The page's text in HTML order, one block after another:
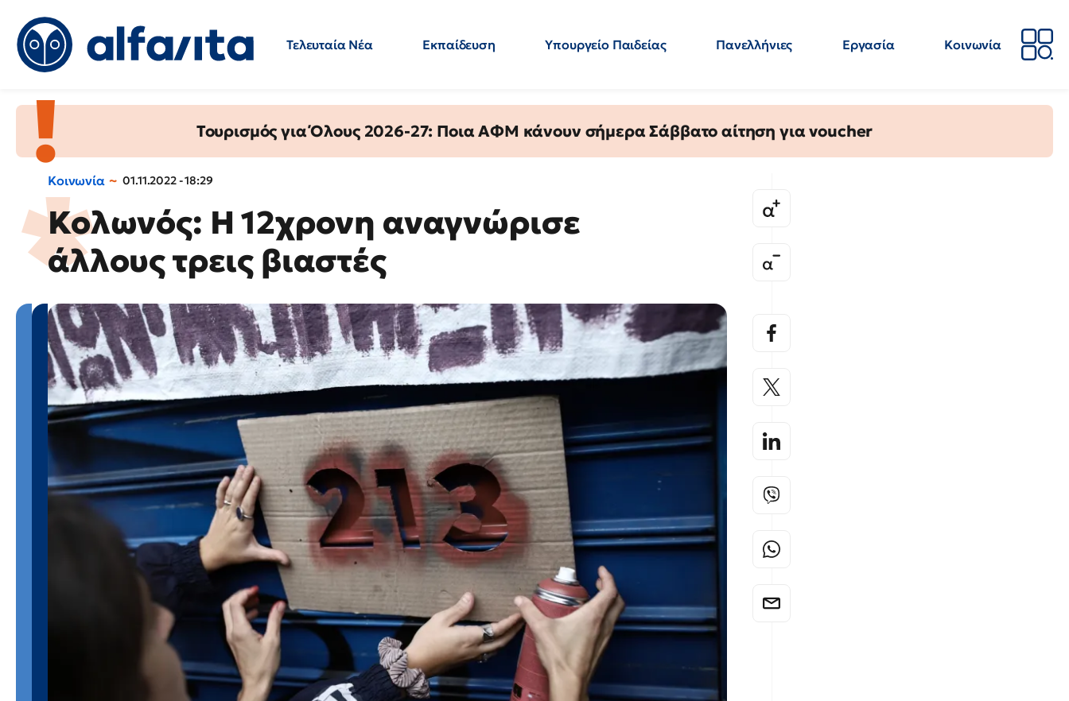
Τελευταία Νέα Εκπαίδευση Υπουργείο Παιδείας Πανελλήνιες Εργασία
Κοινωνία
Τουρισμός για Όλους 2026-27: Ποια ΑΦΜ κάνουν σήμερα Σάββατο αίτηση για voucher
Κοινωνία 01.11.2022 - 18:29
Κολωνός: Η 12χρονη αναγνώρισε
άλλους τρεις βιαστές